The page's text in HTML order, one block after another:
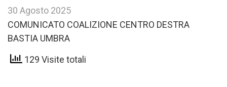
30 Agosto 2025
COMUNICATO COALIZIONE CENTRO DESTRA
BASTIA UMBRA
129 Visite totali